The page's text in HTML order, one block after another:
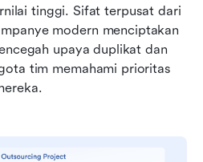
tinggi. Sifat terpusat dari
modern menciptakan
upaya duplikat dan
tim memahami prioritas